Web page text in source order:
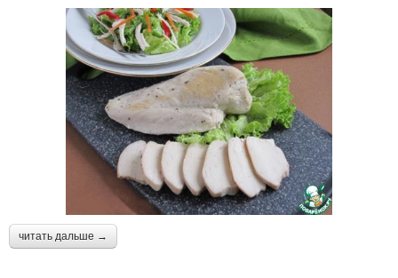
читать дальше →